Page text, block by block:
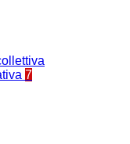
7